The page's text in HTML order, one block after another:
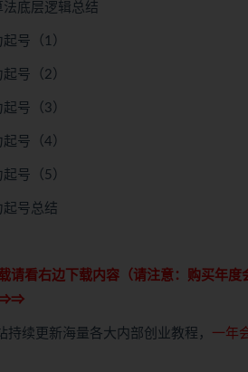
底层逻辑总结
号（1）
号（2）
号（3）
号（4）
号（5）
起号总结
请看右边下载内容（请注意： 购买年
持续更新海量各大内部创业教程， 一年